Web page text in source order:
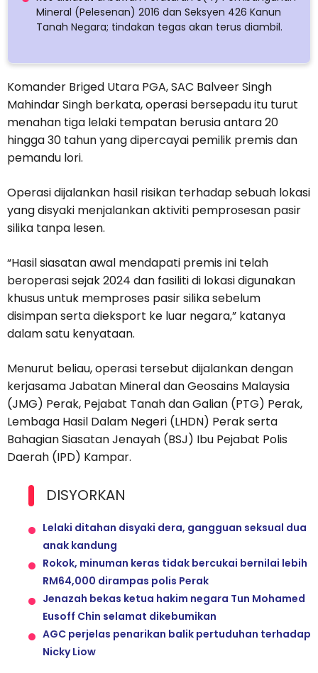
Mineral (Pelesenan) 2016 dan Seksyen 426 Kanun
Tanah Negara; tindakan tegas akan terus diambil.
Komander Briged Utara PGA, SAC Balveer Singh
Mahindar Singh berkata, operasi bersepadu itu turut
menahan tiga lelaki tempatan berusia antara 20
hingga 30 tahun yang dipercayai pemilik premis dan
pemandu lori.
Operasi dijalankan hasil risikan terhadap sebuah lokasi
yang disyaki menjalankan aktiviti pemprosesan pasir
silika tanpa lesen.
“Hasil siasatan awal mendapati premis ini telah
beroperasi sejak 2024 dan fasiliti di lokasi digunakan
khusus untuk memproses pasir silika sebelum
disimpan serta dieksport ke luar negara,” katanya
dalam satu kenyataan.
Menurut beliau, operasi tersebut dijalankan dengan
kerjasama Jabatan Mineral dan Geosains Malaysia
(JMG) Perak, Pejabat Tanah dan Galian (PTG) Perak,
Lembaga Hasil Dalam Negeri (LHDN) Perak serta
Bahagian Siasatan Jenayah (BSJ) Ibu Pejabat Polis
Daerah (IPD) Kampar.
DISYORKAN
Lelaki ditahan disyaki dera, gangguan seksual dua
anak kandung
Rokok, minuman keras tidak bercukai bernilai lebih
RM64,000 dirampas polis Perak
Jenazah bekas ketua hakim negara Tun Mohamed
Eusoff Chin selamat dikebumikan
AGC perjelas penarikan balik pertuduhan terhadap
Nicky Liow